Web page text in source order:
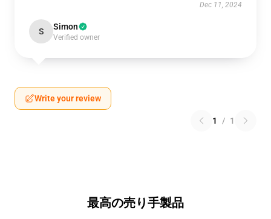
Dec 11, 2024
S Simon
Verified owner
Write your review
1 / 1
最高の売り手製品